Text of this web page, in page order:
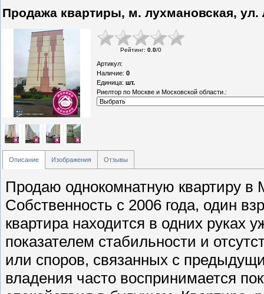
Продажа квартиры, м. лухмановская, ул.
Рейтинг: 0.0/0
Артикул:
Наличие: 0
Единица: шт.
Риелтор по Москве и Московской области.:
Описание Изображения Отзывы
Продаю однокомнатную квартиру
Собственность с 2006 года, один
квартира находится в одних руках
показателем стабильности и
или споров, связанных с
владения часто воспринимается